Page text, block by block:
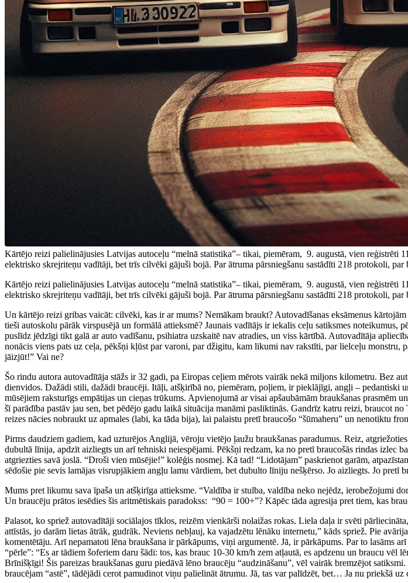
Kārtējo reizi palielinājusies Latvijas autoceļu “melnā statistika”– tikai, piemēram, 9. augustā, vien
elektrisko skrejriteņu vadītāji, bet trīs cilvēki gājuši bojā. Par ātruma pārsniegšanu sastādīti 218 protokoli,
Kārtējo reizi palielinājusies Latvijas autoceļu “melnā statistika”– tikai, piemēram, 9. augustā, vien
elektrisko skrejriteņu vadītāji, bet trīs cilvēki gājuši bojā. Par ātruma pārsniegšanu sastādīti 218 protokoli,
Un kārtējo reizi gribas vaicāt: cilvēki, kas ir ar mums? Nemākam braukt? Autovadīšanas eksāmenus
tieši autoskolu pārāk virspusējā un formālā attieksmē? Jaunais vadītājs ir iekalis ceļu satiksmes
puslīdz jēdzīgi tikt galā ar auto vadīšanu, psihiatra uzskaitē nav atradies, un viss kārtībā. Autovadītāja
nonācis viens pats uz ceļa, pēkšņi kļūst par varoni, par džigitu, kam likumi nav rakstīti, par lielceļu
jāizjūt!” Vai ne?
Šo rindu autora autovadītāja stāžs ir 32 gadi, pa Eiropas ceļiem mērots vairāk nekā miljons kilometru. Bez
dienvidos. Dažādi stili, dažādi braucēji. Itāļi, atšķirībā no, piemēram, poļiem, ir pieklājīgi, angļi –
mūsējiem raksturīgs empātijas un cieņas trūkums. Apvienojumā ar visai apšaubāmām braukšanas
šī parādība pastāv jau sen, bet pēdējo gadu laikā situācija manāmi pasliktinās. Gandrīz katru reizi, braucot
reizes nācies nobraukt uz apmales (labi, ka tāda bija), lai palaistu pretī braucošo “šūmaheru” un nenotiktu
Pirms daudziem gadiem, kad uzturējos Anglijā, vēroju vietējo ļaužu braukšanas paradumus. Reiz,
dubultā līnija, apdzīt aizliegts un arī tehniski neiespējami. Pēkšņi redzam, ka no pretī braucošās rindas
atgriezties savā joslā. “Droši vien mūsējie!” kolēģis nosmej. Kā tad! “Lidotājam” paskrienot garām,
sēdošie pie sevis lamājas visrupjākiem angļu lamu vārdiem, bet dubulto līniju nešķērso. Jo aizliegts. Jo
Mums pret likumu sava īpaša un atšķirīga attieksme. “Valdība ir stulba, valdība neko nejēdz, ierobežojumi
Un braucēju prātos iesēdies šis aritmētiskais paradokss: “90 = 100+”? Kāpēc tāda agresija pret tiem, kas
Palasot, ko spriež autovadītāji sociālajos tīklos, reizēm vienkārši nolaižas rokas. Liela daļa ir svēti
attīstās, jo darām lietas ātrāk, gudrāk. Neviens nebļauj, ka vajadzētu lēnāku internetu,” kāds spriež. Pie
komentētāju. Arī nepamatoti lēna braukšana ir pārkāpums, viņi argumentē. Jā, ir pārkāpums. Par to lasāms
“pērle”: “Es ar tādiem šoferiem daru šādi: tos, kas brauc 10-30 km/h zem atļautā, es apdzenu un braucu
Brīnišķīgi! Šis pareizas braukšanas guru piedāvā lēno braucēju “audzināšanu”, vēl vairāk bremzējot
braucējam “astē”, tādējādi cerot pamudinot viņu palielināt ātrumu. Jā, tas var palīdzēt, bet… Ja nu priekšā